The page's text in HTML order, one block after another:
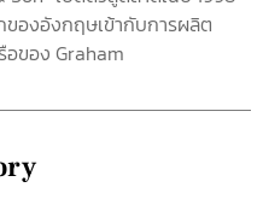
องอังกฤษเข้ากับการผลิต
อของ Graham